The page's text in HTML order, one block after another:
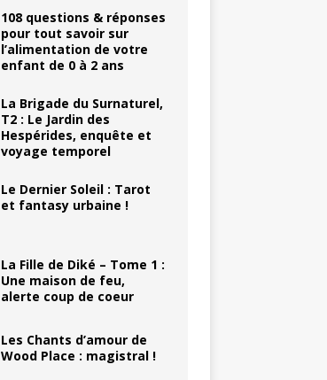
108 questions & réponses
pour tout savoir sur
l’alimentation de votre
enfant de 0 à 2 ans
La Brigade du Surnaturel,
T2 : Le Jardin des
Hespérides, enquête et
voyage temporel
Le Dernier Soleil : Tarot
et fantasy urbaine !
La Fille de Diké – Tome 1 :
Une maison de feu,
alerte coup de coeur
Les Chants d’amour de
Wood Place : magistral !